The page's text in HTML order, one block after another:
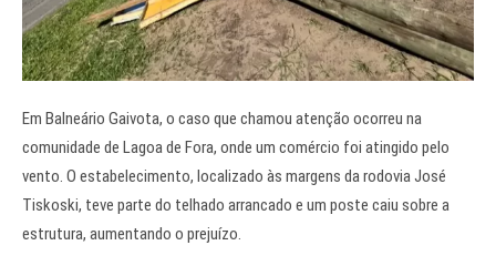
Em Balneário Gaivota, o caso que chamou atenção ocorreu na
comunidade de Lagoa de Fora, onde um comércio foi atingido pelo
vento. O estabelecimento, localizado às margens da rodovia José
Tiskoski, teve parte do telhado arrancado e um poste caiu sobre a
estrutura, aumentando o prejuízo.